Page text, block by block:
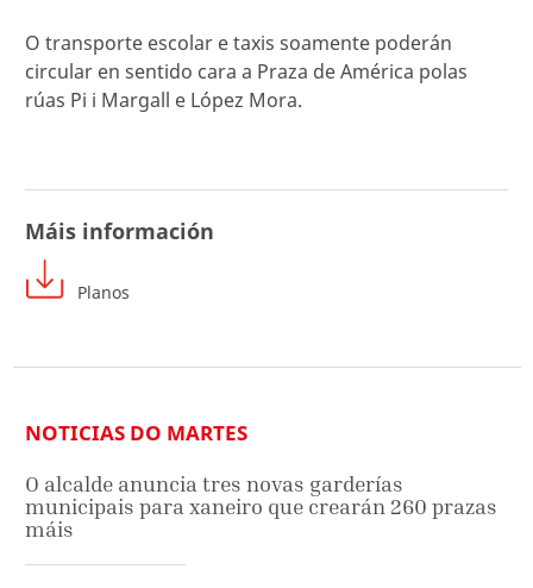
O transporte escolar e taxis soamente poderán
circular en sentido cara a Praza de América polas
rúas Pi i Margall e López Mora.
Máis información
Planos
NOTICIAS DO MARTES
O alcalde anuncia tres novas garderías
municipais para xaneiro que crearán 260 prazas
máis